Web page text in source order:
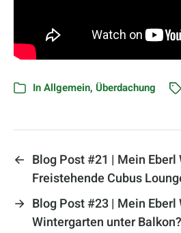
InAllgemein, Überdachung
← Blog Post #21 | Mein
Freistehende Cubus
→ Blog Post #23 | Mein
Wintergarten unter Balkon?